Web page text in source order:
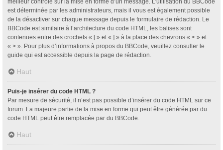
est déterminée par les administrateurs, mais il vous est également possible
de la désactiver sur chaque message depuis le formulaire de rédaction. Le
BBCode est similaire à l’architecture du code HTML, les balises sont
contenues entre des crochets « [ » et « ] » à la place des chevrons « < » et
« > ». Pour plus d’informations à propos du BBCode, veuillez consulter le
guide qui est accessible depuis la page de rédaction.
Haut
Puis-je insérer du code HTML ?
Par mesure de sécurité, il n’est pas possible d’insérer du code HTML sur ce
forum. La majeure partie de la mise en forme qui peut être générée par du
code HTML peut être remplacée par du BBCode.
Haut